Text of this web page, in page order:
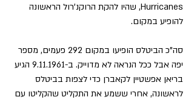
Hurricanes, שהיו להקת הרוקנ'רול הראשונה
להופיע במקום.
סה"כ הביטלס הופיעו במקום 292 פעמים, מספר
יפה אבל ככל הנראה לא מדוייק. ב-9.11.1961 הגיע
בריאן אפשטיין לקאברן כדי לצפות בביטלס
לראשונה, אחרי ששמע את התקליט שהקליטו עם